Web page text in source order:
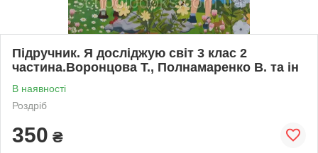
Підручник. Я досліджую світ 3 клас 2
частина.Воронцова Т., Полнамаренко В. та ін
В наявності
Роздріб
350 ₴